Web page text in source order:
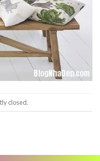
closed.